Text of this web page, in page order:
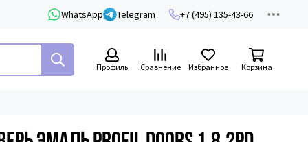
WhatsApp Telegram +7 (495) 135-43-66
Профиль Сравнение Избранное Корзина